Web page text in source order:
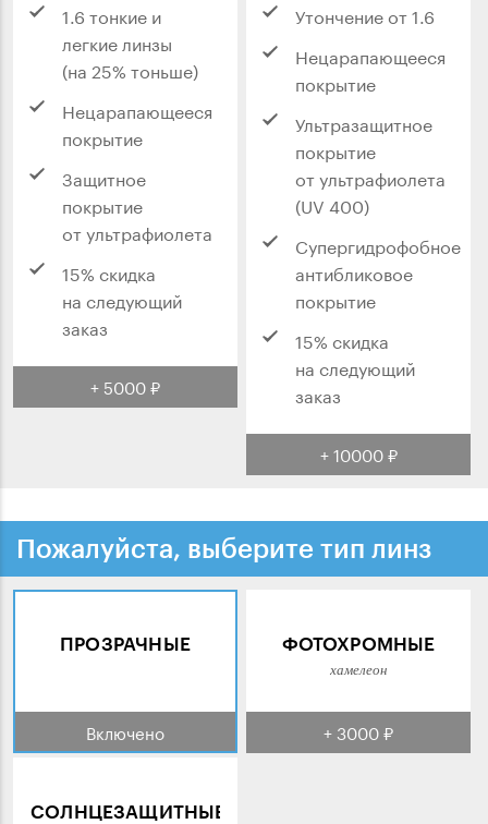
1.6 тонкие и
легкие линзы
(на 25% тоньше)
Нецарапающееся
покрытие
Защитное
покрытие
от ультрафиолета
15% скидка
на следующий
заказ
+ 5000 ₽
Утончение от 1.6
Нецарапающееся
покрытие
Ультразащитное
покрытие
от ультрафиолета
(UV 400)
Супергидрофобное
антибликовое
покрытие
15% скидка
на следующий
заказ
+ 10000 ₽
Пожалуйста, выберите тип линз
ПРОЗРАЧНЫЕ
Включено
ФОТОХРОМНЫЕ
хамелеон
+ 3000 ₽
СОЛНЦЕЗАЩИТНЫЕ